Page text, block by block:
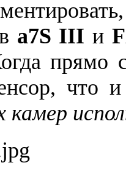
a7S III и
прямо
что
камер